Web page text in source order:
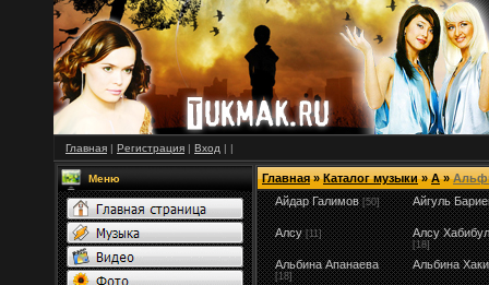
Главная | Регистрация | Вход | |
Меню Главная»Каталог музыки»А»
Айдар Галимов [50] Айгуль
Алсу [11] Алсу
[18]
Альбина Апанаева
[18]
Альбина